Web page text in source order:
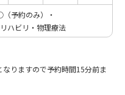
予約のみ）・
ハビリ・物理療法
りますので予約時間15分前ま